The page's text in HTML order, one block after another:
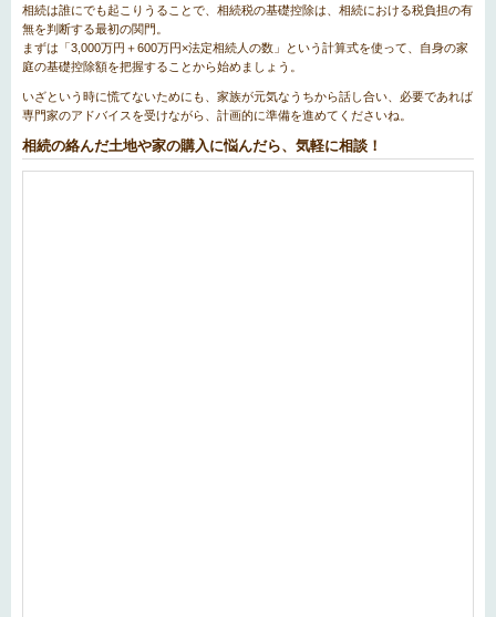
相続は誰にでも起こりうることで、相続税の基礎控除は、相続における税負担の有
無を判断する最初の関門。
まずは「3,000万円＋600万円×法定相続人の数」という計算式を使って、自身の家
庭の基礎控除額を把握することから始めましょう。
いざという時に慌てないためにも、家族が元気なうちから話し合い、必要であれば
専門家のアドバイスを受けながら、計画的に準備を進めてくださいね。
相続の絡んだ土地や家の購入に悩んだら、気軽に相談！